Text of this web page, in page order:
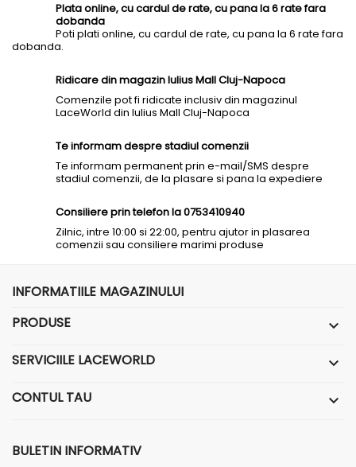
Plata online, cu cardul de rate, cu pana la 6 rate fara
dobanda
Poti plati online, cu cardul de rate, cu pana la 6 rate fara
dobanda.
Ridicare din magazin Iulius Mall Cluj-Napoca
Comenzile pot fi ridicate inclusiv din magazinul
LaceWorld din Iulius Mall Cluj-Napoca
Te informam despre stadiul comenzii
Te informam permanent prin e-mail/SMS despre
stadiul comenzii, de la plasare si pana la expediere
Consiliere prin telefon la 0753410940
Zilnic, intre 10:00 si 22:00, pentru ajutor in plasarea
comenzii sau consiliere marimi produse
INFORMATIILE MAGAZINULUI
PRODUSE

SERVICIILE LACEWORLD 
CONTUL TAU 
BULETIN INFORMATIV